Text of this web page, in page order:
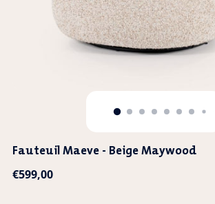
Fauteuil Maeve - Beige Maywood
Normale
€599,00